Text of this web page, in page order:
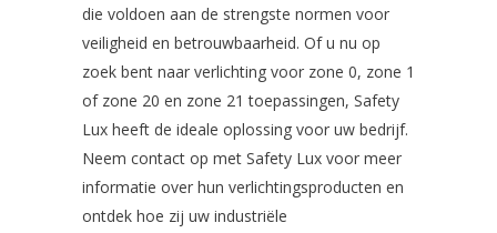
die voldoen aan de strengste normen voor
veiligheid en betrouwbaarheid. Of u nu op
zoek bent naar verlichting voor zone 0, zone 1
of zone 20 en zone 21 toepassingen, Safety
Lux heeft de ideale oplossing voor uw bedrijf.
Neem contact op met Safety Lux voor meer
informatie over hun verlichtingsproducten en
ontdek hoe zij uw industriële